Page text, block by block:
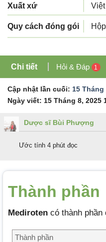
Xuất xứ
Quy cách đóng gói
Chi tiết Hỏi & Đáp 1
Cập nhật lần cuối: 15 Tháng
Ngày viết: 15 Tháng 8, 2025
Dược sĩ Bùi Phượng
Ước tính 4 phút đọc
Thành phần
Mediroten có thành phần
Thành phần